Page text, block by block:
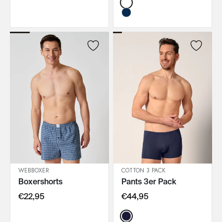
IN DEN WARENKORB
WEBBOXER
Boxershorts
€22,95
IN DEN WARENKORB
COTTON 3 PACK
Pants 3er Pack
€44,95
Color: